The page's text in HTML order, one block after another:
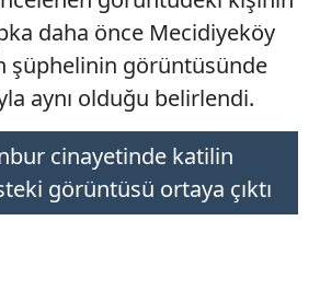
Metnimizi okumak ve sitemizde
olarak kullanılan çerezlerle ilgili bilgi
.
daha önce Mecidiyeköy
şüphelinin görüntüsünde
aynı olduğu belirlendi.
cinayetinde katilin
görüntüsü ortaya çıktı